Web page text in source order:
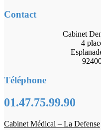
Contact
Cabinet
4
Téléphone
01.47.75.99.90
Cabinet Médical – La Defense